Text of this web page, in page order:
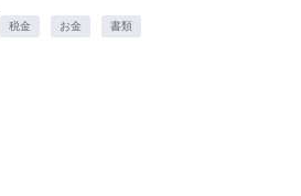
税金 お金 書類